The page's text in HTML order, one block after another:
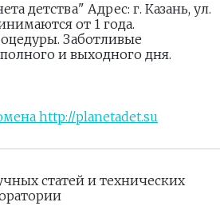
детства" Адрес: г. Казань, ул.
от 1 года.
Заботливые
и выходного дня.
статей и технических